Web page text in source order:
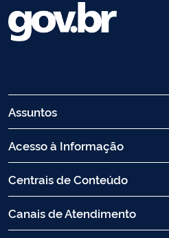
Assuntos
Acesso à Informação
Centrais de Conteúdo
Canais de Atendimento